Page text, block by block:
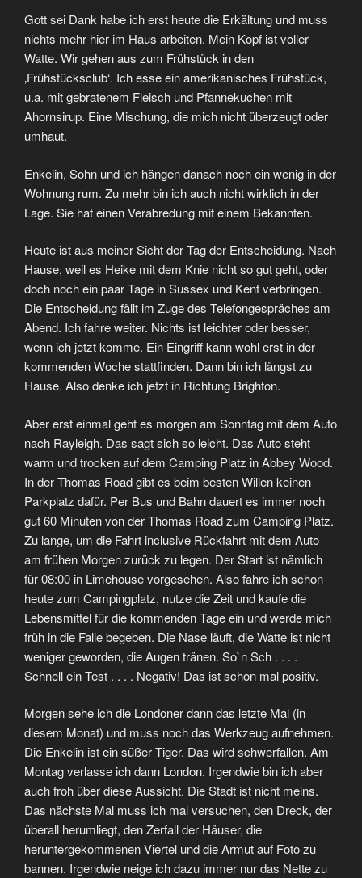
Gott sei Dank habe ich erst heute die Erkältung und muss
nichts mehr hier im Haus arbeiten. Mein Kopf ist voller
Watte. Wir gehen aus zum Frühstück in den
‚Frühstücksclub‘. Ich esse ein amerikanisches Frühstück,
u.a. mit gebratenem Fleisch und Pfannekuchen mit
Ahornsirup. Eine Mischung, die mich nicht überzeugt oder
umhaut.
Enkelin, Sohn und ich hängen danach noch ein wenig in der
Wohnung rum. Zu mehr bin ich auch nicht wirklich in der
Lage. Sie hat einen Verabredung mit einem Bekannten.
Heute ist aus meiner Sicht der Tag der Entscheidung. Nach
Hause, weil es Heike mit dem Knie nicht so gut geht, oder
doch noch ein paar Tage in Sussex und Kent verbringen.
Die Entscheidung fällt im Zuge des Telefongespräches am
Abend. Ich fahre weiter. Nichts ist leichter oder besser,
wenn ich jetzt komme. Ein Eingriff kann wohl erst in der
kommenden Woche stattfinden. Dann bin ich längst zu
Hause. Also denke ich jetzt in Richtung Brighton.
Aber erst einmal geht es morgen am Sonntag mit dem Auto
nach Rayleigh. Das sagt sich so leicht. Das Auto steht
warm und trocken auf dem Camping Platz in Abbey Wood.
In der Thomas Road gibt es beim besten Willen keinen
Parkplatz dafür. Per Bus und Bahn dauert es immer noch
gut 60 Minuten von der Thomas Road zum Camping Platz.
Zu lange, um die Fahrt inclusive Rückfahrt mit dem Auto
am frühen Morgen zurück zu legen. Der Start ist nämlich
für 08:00 in Limehouse vorgesehen. Also fahre ich schon
heute zum Campingplatz, nutze die Zeit und kaufe die
Lebensmittel für die kommenden Tage ein und werde mich
früh in die Falle begeben. Die Nase läuft, die Watte ist nicht
weniger geworden, die Augen tränen. So`n Sch . . . .
Schnell ein Test . . . . Negativ! Das ist schon mal positiv.
Morgen sehe ich die Londoner dann das letzte Mal (in
diesem Monat) und muss noch das Werkzeug aufnehmen.
Die Enkelin ist ein süßer Tiger. Das wird schwerfallen. Am
Montag verlasse ich dann London. Irgendwie bin ich aber
auch froh über diese Aussicht. Die Stadt ist nicht meins.
Das nächste Mal muss ich mal versuchen, den Dreck, der
überall herumliegt, den Zerfall der Häuser, die
heruntergekommenen Viertel und die Armut auf Foto zu
bannen. Irgendwie neige ich dazu immer nur das Nette zu